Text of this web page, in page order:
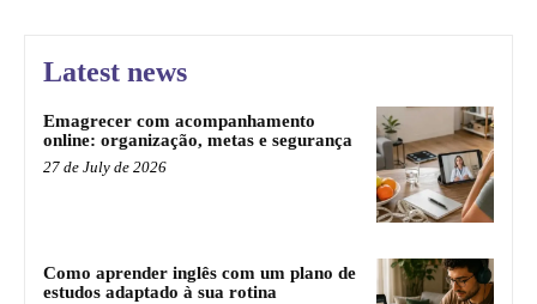
Latest news
Emagrecer com acompanhamento
online: organização, metas e segurança
27 de July de 2026
Como aprender inglês com um plano de
estudos adaptado à sua rotina